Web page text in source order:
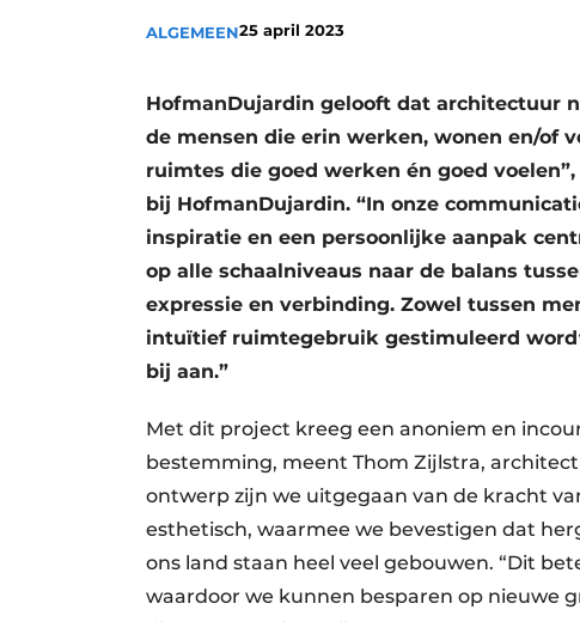
Podcasts
storymetadata
Vacature aanmelden
Vacatures
Video’s
ALGEMEEN25 april 2023
HofmanDujardin gelooft dat architectuur
de mensen die erin werken, wonen en/of
ruimtes die goed werken én goed
bij HofmanDujardin. “In onze
inspiratie en een persoonlijke aanpak
op alle schaalniveaus naar de balans
expressie en verbinding. Zowel tussen
intuïtief ruimtegebruik gestimuleerd
bij aan.”
Met dit project kreeg een anoniem en
bestemming, meent Thom Zijlstra,
ontwerp zijn we uitgegaan van de kracht
esthetisch, waarmee we bevestigen dat
ons land staan heel veel gebouwen. “Dit
waardoor we kunnen besparen op nieuwe